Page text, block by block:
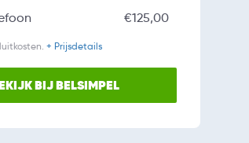
€125,00
+ Prijsdetails
BIJ BELSIMPEL